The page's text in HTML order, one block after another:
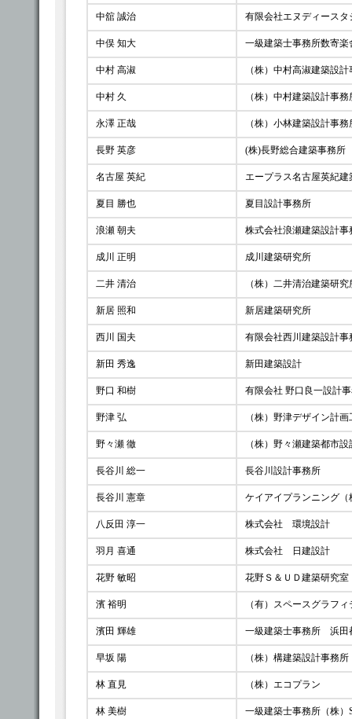
中舘 誠治 有限会社エヌディース
中俣 知大 一級建築士事務所数寄
中村 高淑 （株）中村高淑建築設
中村 久 （株）中村建築設計事
永澤 正哉 （株）小林建築設計事
長野 英彦 (株)長野総合建築事務所
名古屋 英紀 エープラス名古屋英紀
夏目 勝也 夏目設計事務所
浪瀬 朝夫 株式会社浪瀬建築設計
成川 正明 成川建築研究所
二井 清治 （株）二井清治建築研
新居 照和 新居建築研究所
西川 国夫 有限会社西川建築設計
新田 秀逸 新田建築設計
野口 和樹 有限会社 野口良一設計
野津 弘 （株）野津デザイン計
野々瀬 徹 （株）野々瀬建築都市
長谷川 総一 長谷川設計事務所
長谷川 憲章 ケイアイプランニング
八反田 淳一 株式会社 環境設計
羽月 喜通 株式会社 日建設計
花野 敏昭 花野Ｓ＆ＵＤ建築研究室
濱 裕明 （有）スペースグラフ
濱田 輝雄 一級建築士事務所 浜田
早坂 陽 （株）構建築設計事務所
林 直見 （株）エコプラン
林 美樹 一級建築士事務所（株）